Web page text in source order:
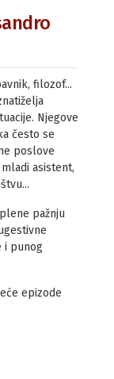
filozof...
Njegove
često se
poslove
asistent,
pažnju
i punog
epizode